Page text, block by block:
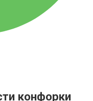
конфорки